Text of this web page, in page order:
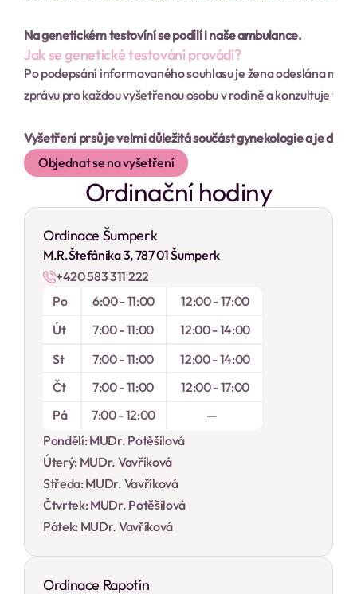
Na genetickém testovíní se podílí i naše ambulance.
Jak se genetické testování provádí?
Po podepsání informovaného souhlasu je žena odeslána na
zprávu pro každou vyšetřenou osobu v rodině a konzultuje
Vyšetření prsů je velmi důležitá součást gynekologie a je
Objednat se na vyšetření
Ordinační hodiny
Ordinace Šumperk
M.R.Štefánika 3, 787 01 Šumperk
+420 583 311 222
Po
6:00 - 11:00
12:00 - 17:00
Út
7:00 - 11:00
12:00 - 14:00
St
7:00 - 11:00
12:00 - 14:00
Čt
7:00 - 11:00
12:00 - 17:00
Pá
7:00 - 12:00
—
Pondělí: MUDr. Potěšilová
Úterý: MUDr. Vavříková
Středa: MUDr. Vavříková
Čtvrtek: MUDr. Potěšilová
Pátek: MUDr. Vavříková
Ordinace Rapotín